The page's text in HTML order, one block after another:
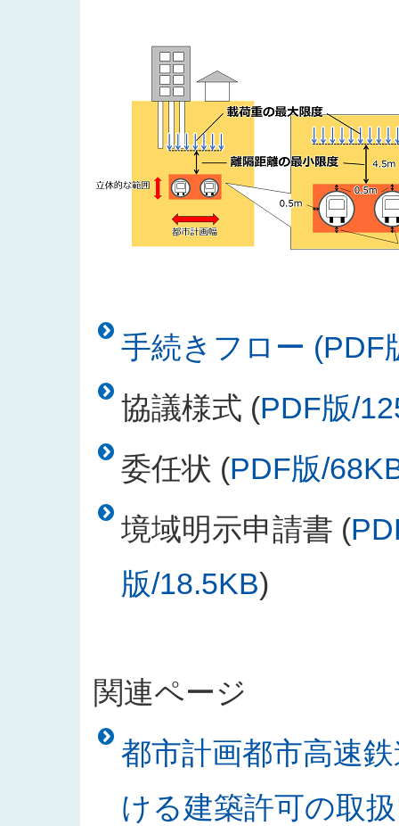
手続きフロー (PDF
協議様式 (PDF版/
委任状 (PDF版/
境域明示申請書 (
版/18.5KB)
関連ページ
都市計画都市高速
ける建築許可の取